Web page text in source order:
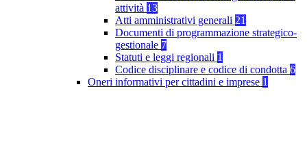
attività 13
Atti amministrativi generali 21
Documenti di programmazione strategico-
gestionale 7
Statuti e leggi regionali 1
Codice disciplinare e codice di condotta 6
Oneri informativi per cittadini e imprese 1